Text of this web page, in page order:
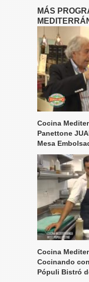
MÁS
Cocina
Panettone
Mesa
Cocina
Cocinando
Pópuli Bistró